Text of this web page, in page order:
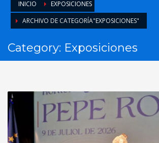
INICIO
EXPOSICIONES
ARCHIVO DE CATEGORÍA"EXPOSICIONES"
Category: Exposiciones